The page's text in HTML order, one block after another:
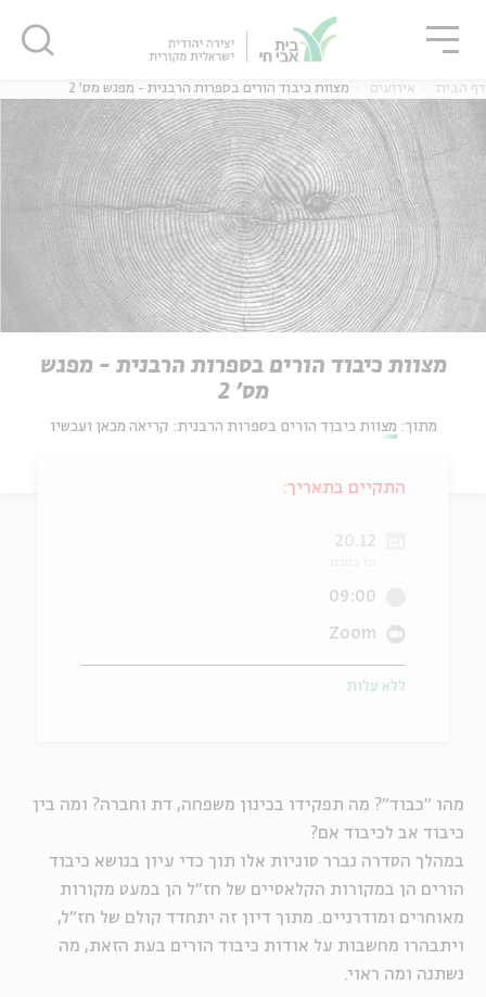
דף הבית אירועים מצוות כיבוד הורים בספרות הרבנית - מפגש מס' 2
מצוות כיבוד הורים בספרות הרבנית - מפגש
מס' 2
מתוך: מצוות כיבוד הורים בספרות הרבנית: קריאה מכאן ועכשיו
מהו "כבוד"? מה תפקידו בכינון משפחה, דת וחברה? ומה בין
כיבוד אב לכיבוד אם?
במהלך הסדרה נברר סוגיות אלו תוך כדי עיון בנושא כיבוד
הורים הן במקורות הקלאסיים של חז"ל הן במעט מקורות
מאוחרים ומודרניים. מתוך דיון זה יתחדד קולם של חז"ל,
ויתבהרו מחשבות על אודות כיבוד הורים בעת הזאת, מה
נשתנה ומה ראוי.
התקיים בתאריך:
20.12
09:00
Zoom
ללא עלות
סגור